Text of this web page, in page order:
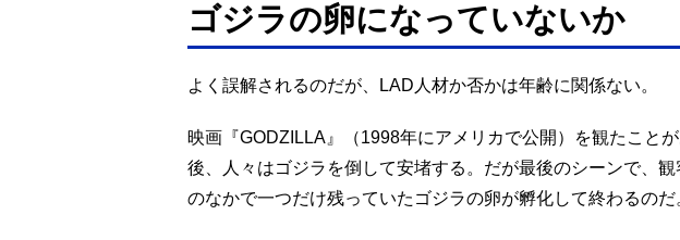
ゴジラの卵になっていないか
よく誤解されるのだが、LAD人材か否かは年齢に関係ない。
映画『GODZILLA』（1998年にアメリカで公開）を観たこと
後、人々はゴジラを倒して安堵する。だが最後のシーンで、
のなかで一つだけ残っていたゴジラの卵が孵化して終わるのだ